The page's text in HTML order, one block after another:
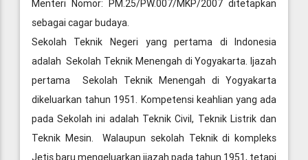
Menteri Nomor: PM.25/PW.007/MKP/2007 ditetapkan
sebagai cagar budaya.
Sekolah Teknik Negeri yang pertama di Indonesia
adalah Sekolah Teknik Menengah di Yogyakarta. Ijazah
pertama Sekolah Teknik Menengah di Yogyakarta
dikeluarkan tahun 1951. Kompetensi keahlian yang ada
pada Sekolah ini adalah Teknik Civil, Teknik Listrik dan
Teknik Mesin. Walaupun sekolah Teknik di kompleks
Jetis baru mengeluarkan ijazah pada tahun 1951, tetapi